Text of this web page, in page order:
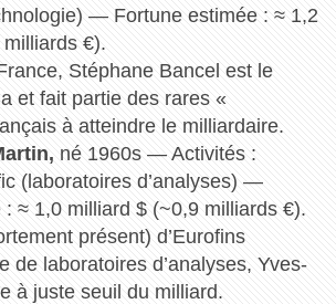
— Fortune estimée : ≈ 1,2
€).
Stéphane Bancel est le
et fait partie des rares «
à atteindre le milliardaire.
né 1960s — Activités :
(laboratoires d’analyses) —
: ≈ 1,0 milliard $ (~0,9 milliards €).
présent) d’Eurofins
de laboratoires d’analyses, Yves-
à juste seuil du milliard.